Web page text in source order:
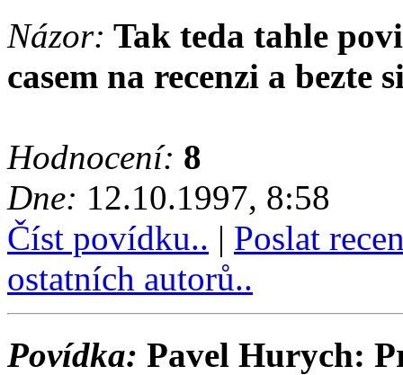
Názor: Tak teda tahle
casem na recenzi a bezte
Hodnocení: 8
Dne: 12.10.1997, 8:58
Číst povídku.. | Poslat
ostatních autorů..
Povídka: Pavel Hurych: